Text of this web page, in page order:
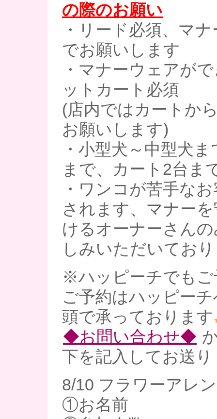
の際のお願い
・リード必須、マ
でお願いします
・マナーウェアが
ットカート必須
(店内ではカートか
お願いします)
・小型犬～中型犬
まで、カート2台ま
・ワンコが苦手な
されます、マナー
けるオーナーさん
しみいただいてお
※ハッピーチでもご
ご予約はハッピー
頭で承っております
◆お問い合わせ◆
下を記入してお送
8/10 フラワーアレ
①お名前